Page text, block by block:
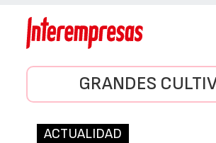
GRANDES
ACTUALIDAD